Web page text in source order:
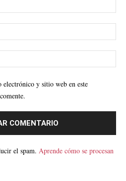
y sitio web en este
el spam. Aprende cómo se procesan